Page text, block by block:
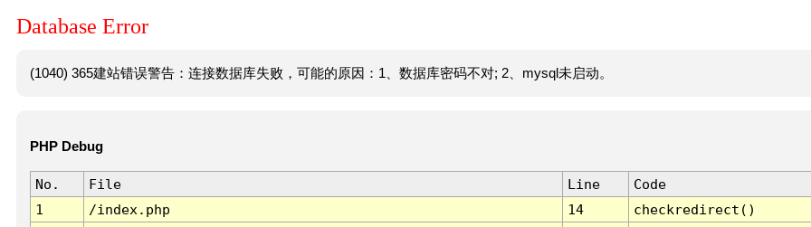
Database Error
(1040) 365建站错误警告：连接数据库失败，可能的原因：1、数据库密码不对; 2、mysql未启动。
PHP Debug
No. File Line
Code
1
/index.php 14
checkredirect()